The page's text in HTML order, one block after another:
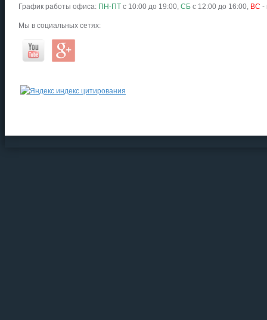
График работы офиса: ПН-ПТ с 10:00 до 19:00, СБ с 12:00 до 16:00, ВС -
Мы в социальных сетях: